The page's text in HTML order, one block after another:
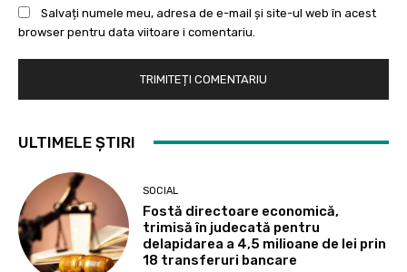
Salvați numele meu, adresa de e-mail și site-ul web în acest
browser pentru data viitoare i comentariu.
ULTIMELE ȘTIRI
SOCIAL
Fostă directoare economică,
trimisă în judecată pentru
delapidarea a 4,5 milioane de lei prin
18 transferuri bancare